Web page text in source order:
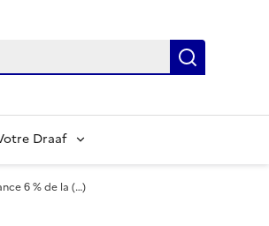
Draaf
6 % de la (…)